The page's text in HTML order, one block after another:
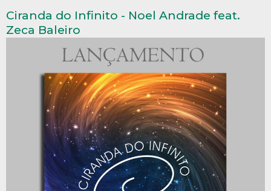
Ciranda do Infinito - Noel Andrade feat.
Zeca Baleiro